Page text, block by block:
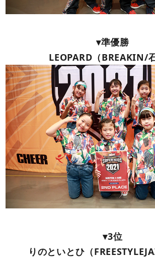
▾準優勝
LEOPARD（BREAKIN/石
▾3位
りのといとひ（